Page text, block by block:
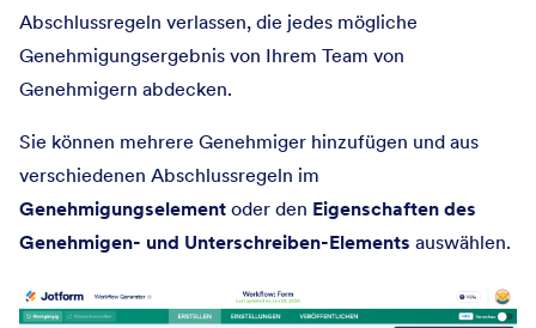
Abschlussregeln verlassen, die jedes mögliche
Genehmigungsergebnis von Ihrem Team von
Genehmigern abdecken.
Sie können mehrere Genehmiger hinzufügen und aus
verschiedenen Abschlussregeln im
Genehmigungselement oder den Eigenschaften des
Genehmigen- und Unterschreiben-Elements auswählen.